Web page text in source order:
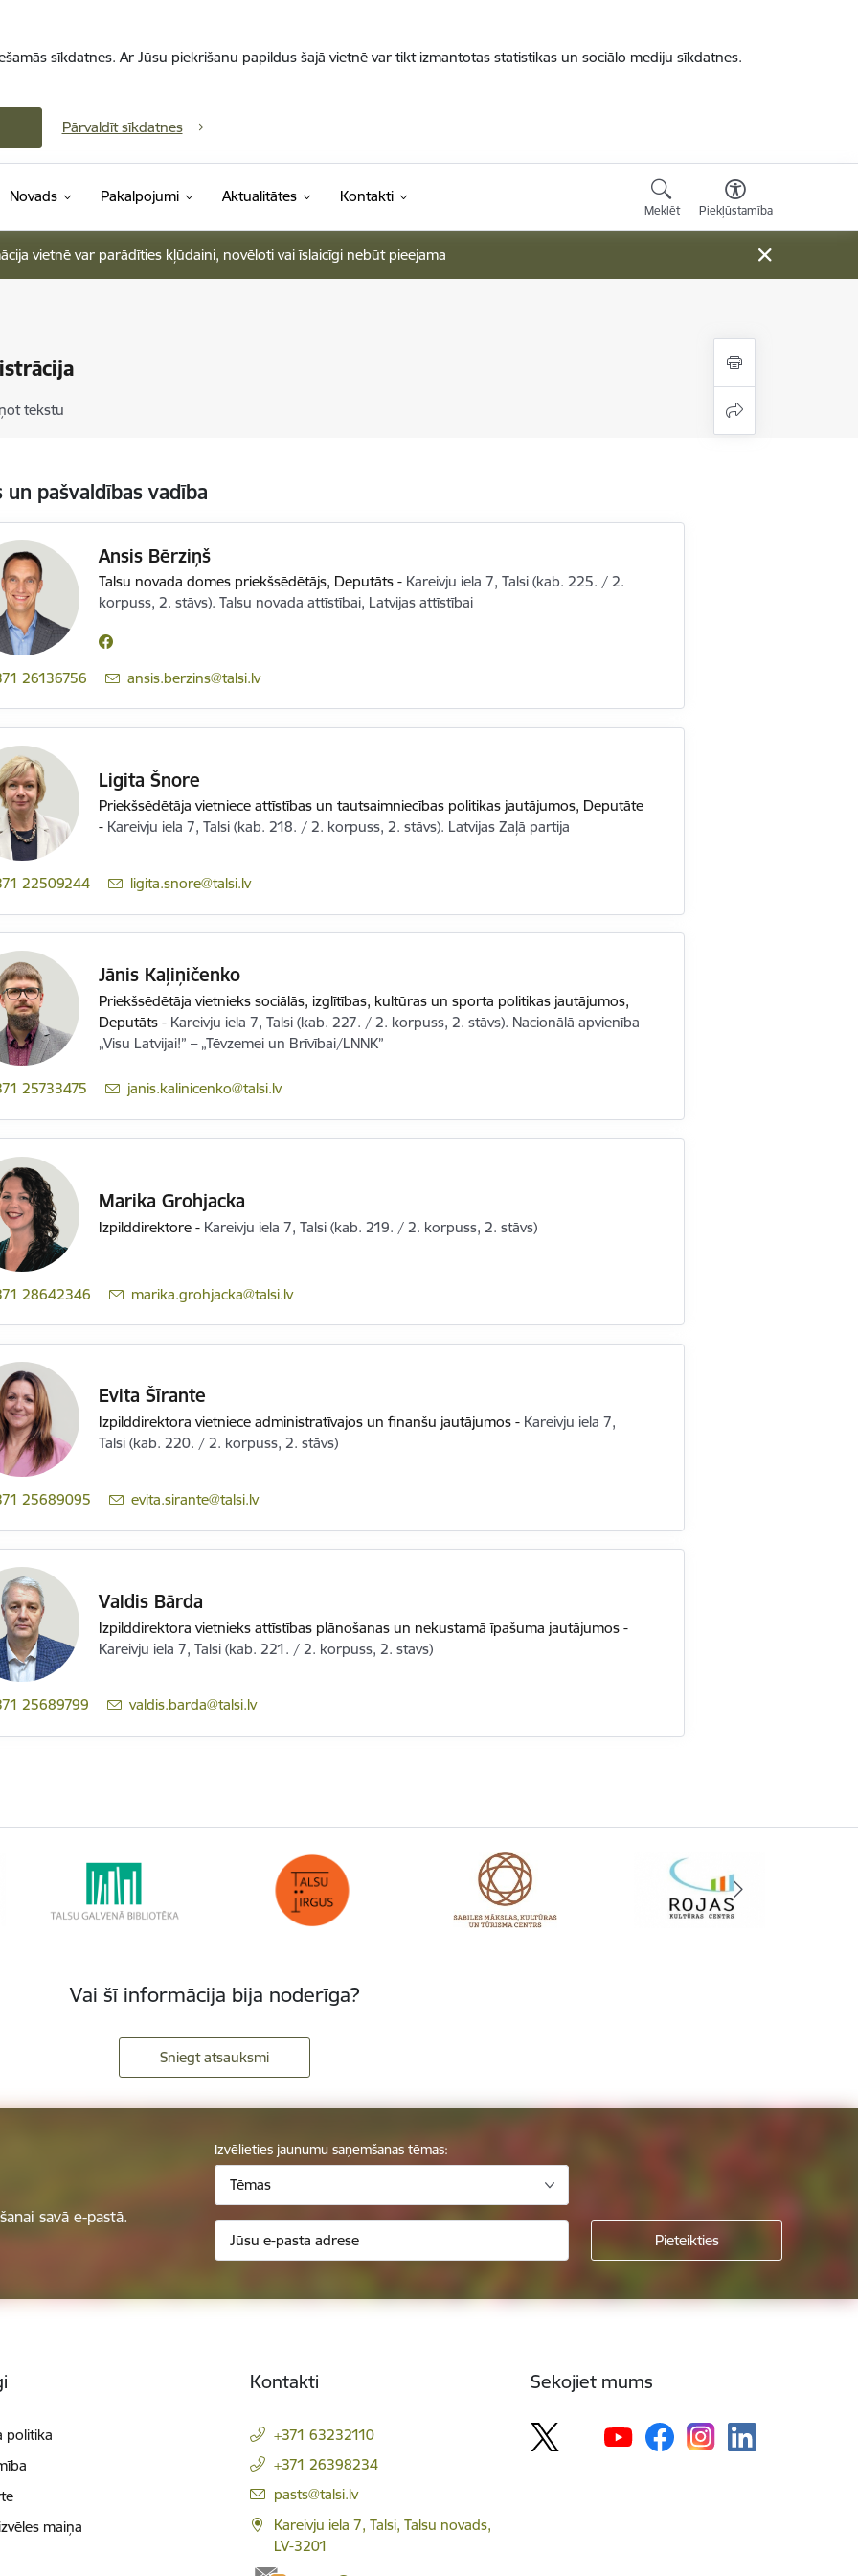
sīkdatnes. Ar Jūsu piekrišanu papildus šajā vietnē var tikt izmantotas statistikas un sociālo mediju sīkdatnes.
Pārvaldīt sīkdatnes
Novads Pakalpojumi Aktualitātes Kontakti
Meklēt Piekļūstamība
vietnē var parādīties kļūdaini, novēloti vai īslaicīgi nebūt pieejama
tekstu
un pašvaldības vadība
Ansis Bērziņš
Talsu novada domes priekšsēdētājs, Deputāts - Kareivju iela 7, Talsi (kab. 225. / 2.
korpuss, 2. stāvs). Talsu novada attīstībai, Latvijas attīstībai
26136756 E-pasts:
ansis.berzins@talsi.lv
Ligita Šnore
Priekšsēdētāja vietniece attīstības un tautsaimniecības politikas jautājumos, Deputāte
- Kareivju iela 7, Talsi (kab. 218. / 2. korpuss, 2. stāvs). Latvijas Zaļā partija
22509244 E-pasts:
ligita.snore@talsi.lv
Jānis Kaļiņičenko
Priekšsēdētāja vietnieks sociālās, izglītības, kultūras un sporta politikas jautājumos,
Deputāts - Kareivju iela 7, Talsi (kab. 227. / 2. korpuss, 2. stāvs). Nacionālā apvienība
„Visu Latvijai!” – „Tēvzemei un Brīvībai/LNNK”
25733475 E-pasts:
janis.kalinicenko@talsi.lv
Marika Grohjacka
Izpilddirektore - Kareivju iela 7, Talsi (kab. 219. / 2. korpuss, 2. stāvs)
28642346 E-pasts:
marika.grohjacka@talsi.lv
Evita Šīrante
Izpilddirektora vietniece administratīvajos un finanšu jautājumos - Kareivju iela 7,
Talsi (kab. 220. / 2. korpuss, 2. stāvs)
25689095 E-pasts:
evita.sirante@talsi.lv
Valdis Bārda
Izpilddirektora vietnieks attīstības plānošanas un nekustamā īpašuma jautājumos -
Kareivju iela 7, Talsi (kab. 221. / 2. korpuss, 2. stāvs)
25689799 E-pasts:
valdis.barda@talsi.lv
Vai šī informācija bija noderīga?
Sniegt atsauksmi
savā e-pastā.
Izvēlieties jaunumu saņemšanas tēmas:
Tēmas
politika
maiņa
Kontakti
+371 63232110
+371 26398234
E-pasts:
pasts@talsi.lv
Kareivju iela 7, Talsi, Talsu novads,
LV-3201
Sekojiet mums